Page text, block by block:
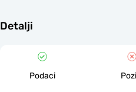
Detalji
Podaci